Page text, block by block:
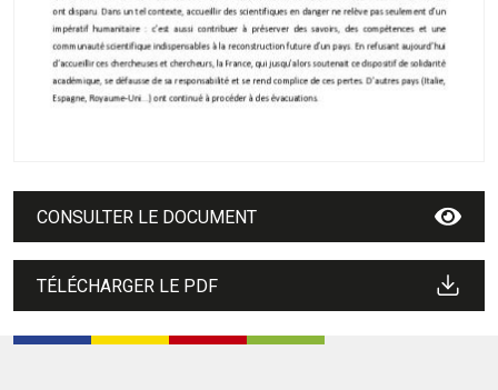
CONSULTER LE DOCUMENT
TÉLÉCHARGER LE PDF